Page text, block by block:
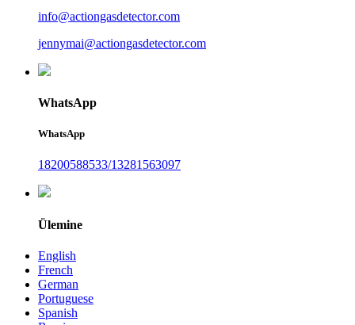
info@actiongasdetector.com
jennymai@actiongasdetector.com
WhatsApp
WhatsApp
18200588533/13281563097
Ülemine
English
French
German
Portuguese
Spanish